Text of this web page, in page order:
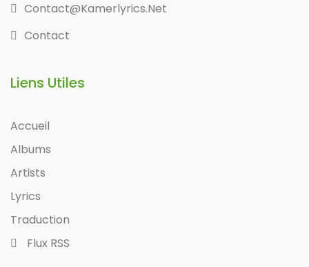
Contact@kamerlyrics.net
Contact
Liens Utiles
Accueil
Albums
Artists
Lyrics
Traduction
Flux RSS